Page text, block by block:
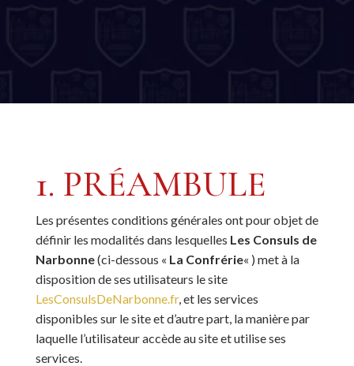
1. PRÉAMBULE
Les présentes conditions générales ont pour objet de
définir les modalités dans lesquelles Les Consuls de
Narbonne(ci-dessous « La Confrérie« ) met à la
disposition de ses utilisateurs le site
LesConsulsDeNarbonne.fr, et les services
disponibles sur le site et d’autre part, la manière par
laquelle l’utilisateur accède au site et utilise ses
services.